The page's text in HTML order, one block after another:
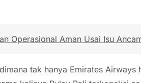
Operasional Aman Usai Isu
tak hanya Emirates Airways